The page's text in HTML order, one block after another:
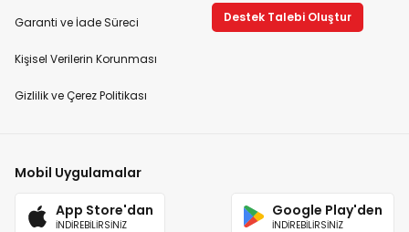
Garanti ve İade Süreci
Kişisel Verilerin Korunması
Gizlilik ve Çerez Politikası
Destek Talebi Oluştur
Mobil Uygulamalar
App Store'dan
İNDİREBİLİRSİNİZ
Google Play'den
İNDİREBİLİRSİNİZ